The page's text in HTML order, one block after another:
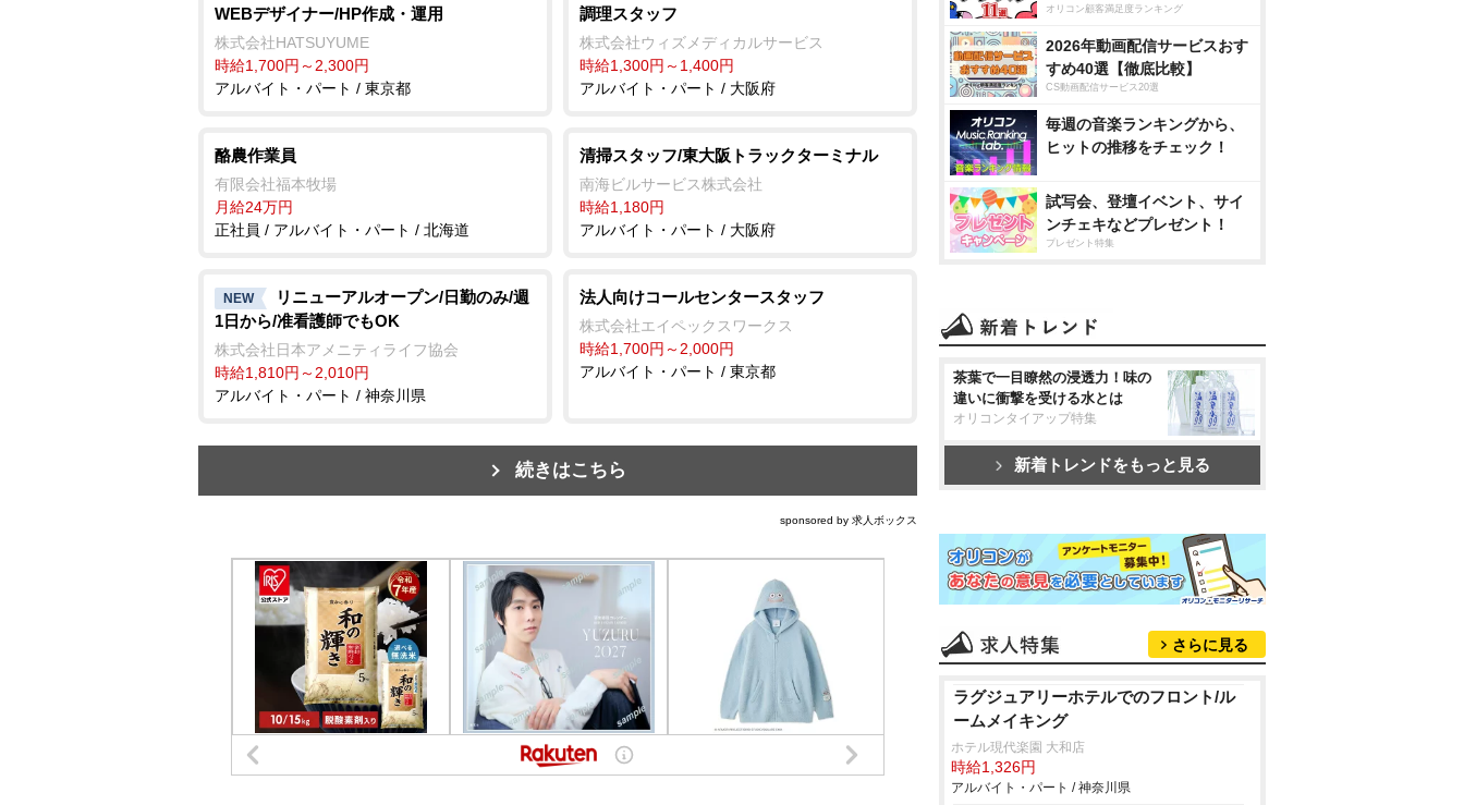
WEBデザイナー/HP作成・運用
株式会社HATSUYUME
時給1,700円～2,300円
アルバイト・パート / 東京都
調理スタッフ
株式会社ウィズメディカルサービス
時給1,300円～1,400円
アルバイト・パート / 大阪府
酪農作業員
有限会社福本牧場
月給24万円
正社員 / アルバイト・パート / 北海道
清掃スタッフ/東大阪トラックターミナル
南海ビルサービス株式会社
時給1,180円
アルバイト・パート / 大阪府
NEW
リニューアルオープン/日勤のみ/週
1日から/准看護師でもOK
株式会社日本アメニティライフ協会
時給1,810円～2,010円
アルバイト・パート / 神奈川県
法人向けコールセンタースタッフ
株式会社エイペックスワークス
時給1,700円～2,000円
アルバイト・パート / 東京都
続きはこちら
sponsored by 求人ボックス
オリコン顧客満足度ランキング
2026年動画配信サービスおす
すめ40選【徹底比較】
CS動画配信サービス20選
毎週の音楽ランキングから、
ヒットの推移をチェック！
試写会、登壇イベント、サイ
ンチェキなどプレゼント！
プレゼント特集
茶葉で一目瞭然の浸透力！味の
違いに衝撃を受ける水とは
オリコンタイアップ特集
新着トレンドをもっと見る
さらに見る
ラグジュアリーホテルでのフロント/ル
ームメイキング
ホテル現代楽園 大和店
時給1,326円
アルバイト・パート / 神奈川県